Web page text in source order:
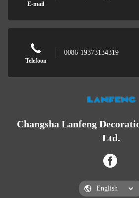
E-mail
Telefoon
0086-19373134319
Changsha Lanfeng
Ltd.